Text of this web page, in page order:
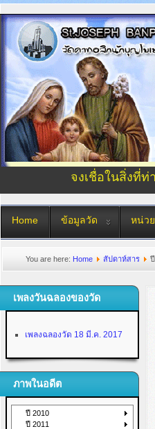
จงเชื่อในสิ่งที่
Home ข้อมูลวัด หน่ว
You are here: Home สัปดาห์สาร
เพลงวันฉลองของวัด
เพลงฉลองวัด 18 มี.ค. 2017
ภาพในอดีต
ปี 2010
ปี 2011